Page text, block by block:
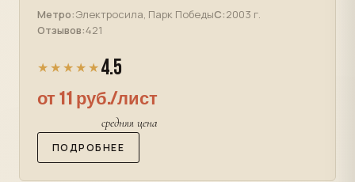
Метро:Электросила, Парк ПобедыС:2003 г.
Отзывов:421
★★★★★ 4.5
от 11 руб./лист
средняя цена
ПОДРОБНЕЕ